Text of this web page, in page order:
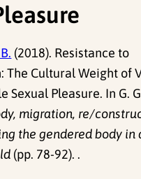
(2018). Resistance to
The Cultural Weight of
Sexual Pleasure. In G.
migration, re/
the gendered body in
(pp. 78-92). .